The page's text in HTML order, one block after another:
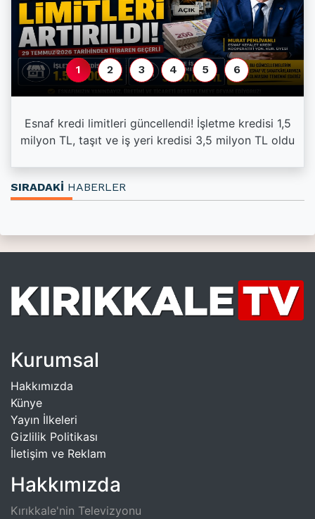
Esnaf kredi limitleri güncellendi! İşletme kredisi 1,5
milyon TL, taşıt ve iş yeri kredisi 3,5 milyon TL oldu
1 2 3 4 5 6
SIRADAKİ HABERLER
Kurumsal
Hakkımızda
Künye
Yayın İlkeleri
Gizlilik Politikası
İletişim ve Reklam
Hakkımızda
Kırıkkale'nin Televizyonu